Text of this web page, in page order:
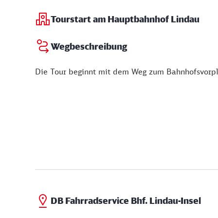
Tourstart am Hauptbahnhof Lindau
Wegbeschreibung
Die Tour beginnt mit dem Weg zum
DB Fahrradservice Bhf. Lindau-Insel